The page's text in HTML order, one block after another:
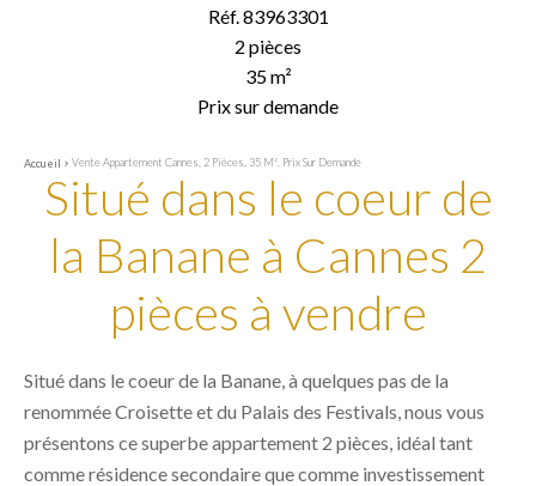
Réf. 83963301
2 pièces
35 m²
Prix sur demande
Accueil Vente Appartement Cannes, 2 Pièces, 35 M², Prix Sur Demande
Situé dans le coeur de
la Banane à Cannes 2
pièces à vendre
Situé dans le coeur de la Banane, à quelques pas de la
renommée Croisette et du Palais des Festivals, nous vous
présentons ce superbe appartement 2 pièces, idéal tant
comme résidence secondaire que comme investissement